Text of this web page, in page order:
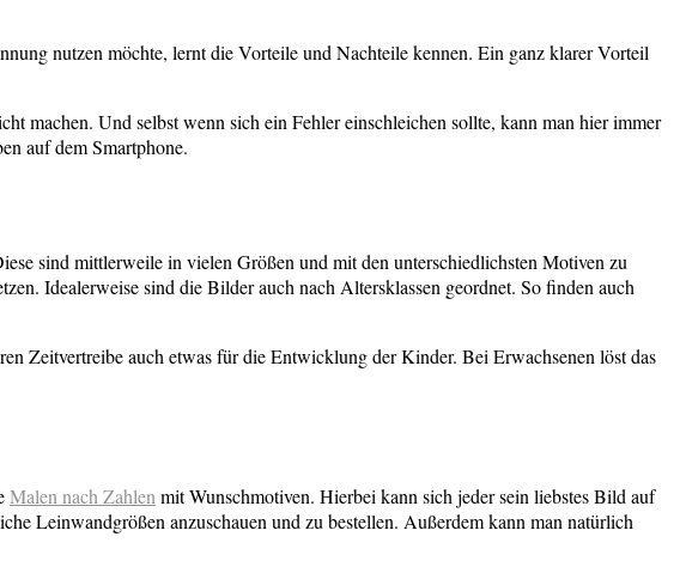
nutzen möchte, lernt die Vorteile und Nachteile kennen. Ein ganz klarer Vorteil
machen. Und selbst wenn sich ein Fehler einschleichen sollte, kann man hier immer
auf dem Smartphone.
sind mittlerweile in vielen Größen und mit den unterschiedlichsten Motiven zu
Idealerweise sind die Bilder auch nach Altersklassen geordnet. So finden auch
Zeitvertreibe auch etwas für die Entwicklung der Kinder. Bei Erwachsenen löst das
Malen nach Zahlen mit Wunschmotiven. Hierbei kann sich jeder sein liebstes Bild auf
Leinwandgrößen anzuschauen und zu bestellen. Außerdem kann man natürlich